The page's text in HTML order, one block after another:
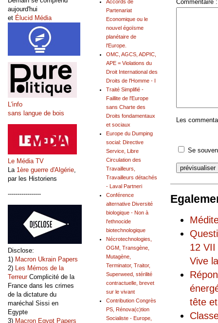
Commentaire :
Les
Se
12
Vive
tête
Accords de
Partenariat
Economique ou le
nouvel égoïsme
planétaire de
l'Europe.
OMC, AGCS, ADPIC,
APE = Violations du
Droit International des
Droits de l'Homme - I
Traité Simplifié -
Faillite de l'Europe
sans Charte des
Droits fondamentaux
et sociaux
Europe du Dumping
social: Directive
Service, Libre
Circulation des
Travailleurs,
Travailleurs détachés
- Laval Partneri
Conférence
alternative Diversité
biologique - Non à
l'ethnocide
biotechnologique
Nécrotechnologies,
OGM, Transgène,
Mutagène,
Terminator, Traitor,
Superweed, stérilité
contractuelle, brevet
sur le vivant
Contribution Congrès
PS, Rénova(c)tion
Socialiste - Europe,
aujourd'hui
et Élucid Média
L'info
sans langue de bois
Le Média TV
La 1ère guerre d'Algérie
par les Historiens
-----------------
Disclose:
1) Macron Ukrain Papers
2) Les Mémos de la
TerreurComplicité de la
France dans les crimes
de la dictature du
maréchal Sissi en
Egypte
3) Macron Egypt Papers